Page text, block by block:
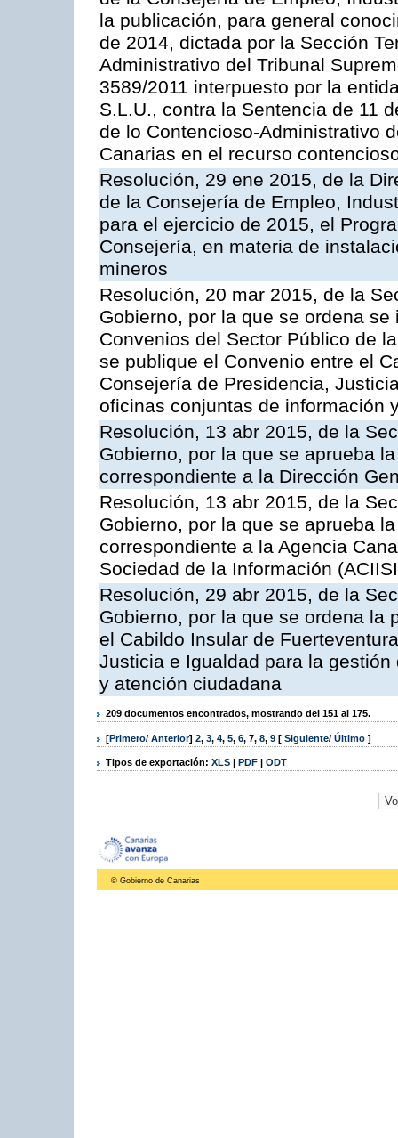
la publicación, para general
de 2014, dictada por la Sección
Administrativo del Tribunal
3589/2011 interpuesto por la
S.L.U., contra la Sentencia de 11
de lo Contencioso-Administrativo
Canarias en el recurso
Resolución, 29 ene 2015, de la
de la Consejería de Empleo,
para el ejercicio de 2015, el
Consejería, en materia de
mineros
Resolución, 20 mar 2015, de la
Gobierno, por la que se ordena
Convenios del Sector Público de
se publique el Convenio entre el
Consejería de Presidencia,
oficinas conjuntas de información
Resolución, 13 abr 2015, de la
Gobierno, por la que se aprueba
correspondiente a la Dirección
Resolución, 13 abr 2015, de la
Gobierno, por la que se aprueba
correspondiente a la Agencia
Sociedad de la Información
Resolución, 29 abr 2015, de la
Gobierno, por la que se ordena la
el Cabildo Insular de
Justicia e Igualdad para la
y atención ciudadana
209 documentos encontrados, mostrando del 151 al 175.
[Primero/ Anterior] 2, 3, 4, 5, 6, 7, 8, 9 [ Siguiente/ Último ]
Tipos de exportación: XLS | PDF | ODT
© Gobierno de Canarias